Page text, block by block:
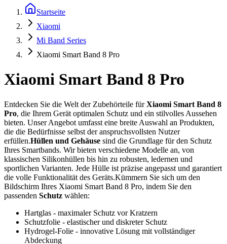
Startseite
Xiaomi
Mi Band Series
Xiaomi Smart Band 8 Pro
Xiaomi Smart Band 8 Pro
Entdecken Sie die Welt der Zubehörteile fürXiaomi Smart Band 8
Pro, die Ihrem Gerät optimalen Schutz und ein stilvolles Aussehen
bieten. Unser Angebot umfasst eine breite Auswahl an Produkten,
die die Bedürfnisse selbst der anspruchsvollsten Nutzer
erfüllen.Hüllen und Gehäuse sind die Grundlage für den Schutz
Ihres Smartbands. Wir bieten verschiedene Modelle an, von
klassischen Silikonhüllen bis hin zu robusten, ledernen und
sportlichen Varianten. Jede Hülle ist präzise angepasst und garantiert
die volle Funktionalität des Geräts.Kümmern Sie sich um den
Bildschirm Ihres Xiaomi Smart Band 8 Pro, indem Sie den
passenden Schutz wählen:
Hartglas - maximaler Schutz vor Kratzern
Schutzfolie - elastischer und diskreter Schutz
Hydrogel-Folie - innovative Lösung mit vollständiger
Abdeckung